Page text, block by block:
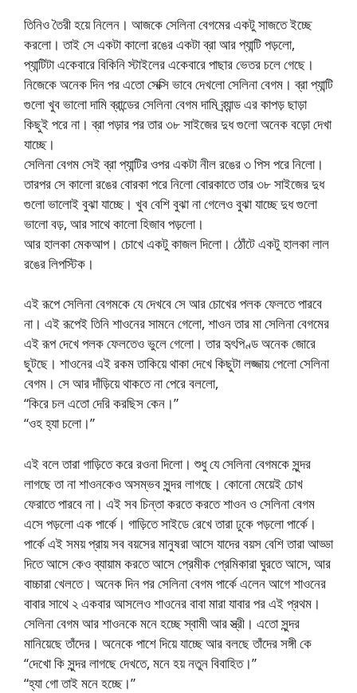
তিনিও তৈরী হয়ে নিলেন। আজকে সেলিনা বেগমের একটু সাজতে ইচ্ছে
করলো। তাই সে একটা কালো রঙের একটা ব্রা আর প্যান্টি পড়লো,
প্যান্টিটা একেবারে বিকিনি স্টাইলের একেবারে পাছার ভেতর চলে গেছে।
নিজেকে অনেক দিন পর এতো সেক্সি ভাবে দেখলো সেলিনা বেগম। ব্রা প্যান্টি
গুলো খুব ভালো দামি ব্রান্ডের সেলিনা বেগম দামি ব্র্যান্ড এর কাপড় ছাড়া
কিছুই পরে না। ব্রা পড়ার পর তার ৩৮ সাইজের দুধ গুলো অনেক বড়ো দেখা
যাচ্ছে।
সেলিনা বেগম সেই ব্রা প্যান্টির ওপর একটা নীল রঙের ৩ পিস পরে নিলো।
তারপর সে কালো রঙের বোরকা পরে নিলো বোরকাতে তার ৩৮ সাইজের দুধ
গুলো ভালোই বুঝা যাচ্ছে। খুব বেশি বুঝা না গেলেও বুঝা যাচ্ছে দুধ গুলো
ভালো বড়, আর সাথে কালো হিজাব পড়লো।
আর হালকা মেকআপ। চোখে একটু কাজল দিলো। ঠোঁটে একটু হালকা লাল
রঙের লিপস্টিক।
এই রূপে সেলিনা বেগমকে যে দেখবে সে আর চোখের পলক ফেলতে পারবে
না। এই রূপেই তিনি শাওনের সামনে গেলো, শাওন তার মা সেলিনা বেগমের
এই রূপ দেখে পলক ফেলতেও ভুলে গেলো। তার হৃৎপিণ্ড অনেক জোরে
ছুটছে। শাওনের এই রকম তাকিয়ে থাকা দেখে কিছুটা লজ্জায় পেলো সেলিনা
বেগম। সে আর দাঁড়িয়ে থাকতে না পেরে বললো,
“কিরে চল এতো দেরি করছিস কেন।”
“ওহ হ্যা চলো।”
এই বলে তারা গাড়িতে করে রওনা দিলো। শুধু যে সেলিনা বেগমকে সুন্দর
লাগছে তা না শাওনকেও অসম্ভব সুন্দর লাগছে। কোনো মেয়েই চোখ
ফেরাতে পারবে না। এই সব চিন্তা করতে করতে শাওন ও সেলিনা বেগম
এসে পড়লো এক পার্কে। গাড়িতে সাইডে রেখে তারা ঢুকে পড়লো পার্কে।
পার্কে এই সময় প্রায় সব বয়সের মানুষরা আসে যাদের বয়স বেশি তারা আড্ডা
দিতে আসে কেও ব্যায়াম করতে আসে প্রেমীক প্রেমিকারা ঘুরতে আসে, আর
বাচ্চারা খেলতে। অনেক দিন পর সেলিনা বেগম পার্কে এলেন আগে শাওনের
বাবার সাথে ২ একবার আসলেও শাওনের বাবা মারা যাবার পর এই প্রথম।
সেলিনা বেগম আর শাওনকে মনে হচ্ছে স্বামী আর স্ত্রী। এতো সুন্দর
মানিয়েছে তাঁদের। অনেকে পাশে দিয়ে যাচ্ছে আর বলছে তাঁদের সঙ্গী কে
“দেখো কি সুন্দর লাগছে দেখতে, মনে হয় নতুন বিবাহিত।”
“হ্যা গো তাই মনে হচ্ছে।”